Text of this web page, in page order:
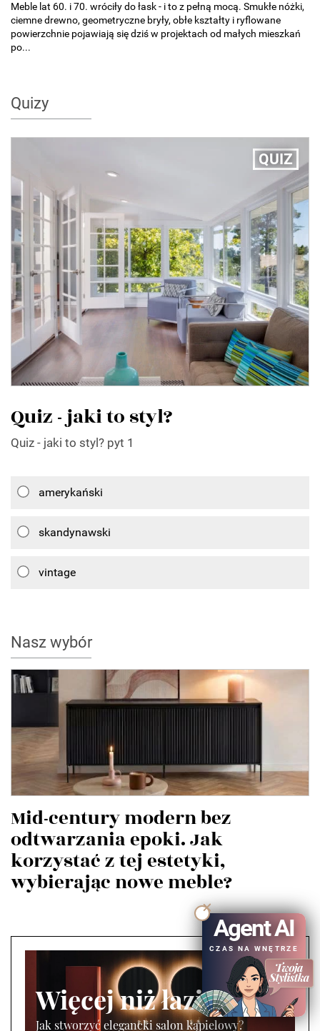
Meble lat 60. i 70. wróciły do łask - i to z pełną mocą. Smukłe nóżki,
ciemne drewno, geometryczne bryły, obłe kształty i ryflowane
powierzchnie pojawiają się dziś w projektach od małych mieszkań
po...
Quizy
QUIZ
Quiz - jaki to styl?
Quiz - jaki to styl? pyt 1
amerykański
skandynawski
vintage
Nasz wybór
Mid-century modern bez
odtwarzania epoki. Jak
korzystać z tej estetyki,
wybierając nowe meble?
Więcej niż łazienka
Jak stworzyć elegancki salon kąpielowy?
Agent AI
CZAS NA WNĘTRZE